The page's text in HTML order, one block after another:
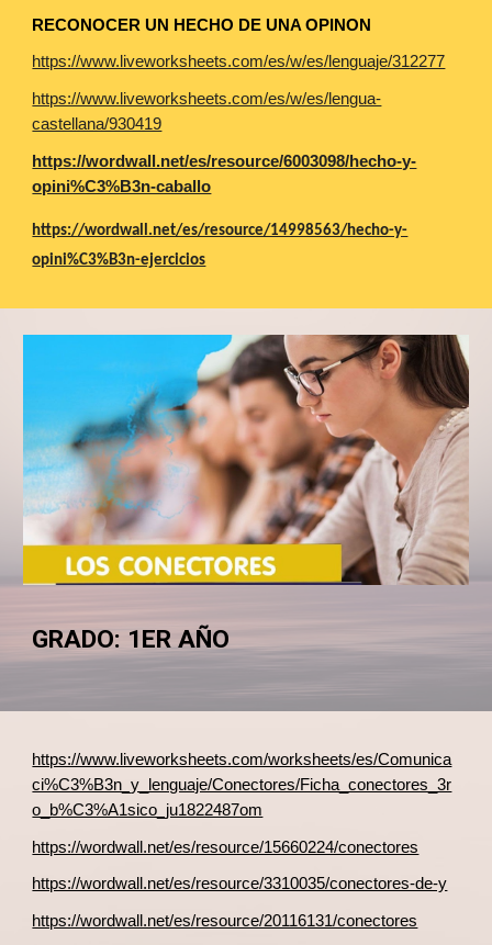
RECONOCER UN HECHO DE UNA OPINON
https://www.liveworksheets.com/es/w/es/lenguaje/312277
https://www.liveworksheets.com/es/w/es/lengua-
castellana/930419
https://wordwall.net/es/resource/6003098/hecho-y-
opini%C3%B3n-caballo
https://wordwall.net/es/resource/14998563/hecho-y-
opini%C3%B3n-ejercicios
GRADO: 1ER AÑO
https://www.liveworksheets.com/worksheets/es/Comunica
ci%C3%B3n_y_lenguaje/Conectores/Ficha_conectores_3r
o_b%C3%A1sico_ju1822487om
https://wordwall.net/es/resource/15660224/conectores
https://wordwall.net/es/resource/3310035/conectores-de-y
https://wordwall.net/es/resource/20116131/conectores